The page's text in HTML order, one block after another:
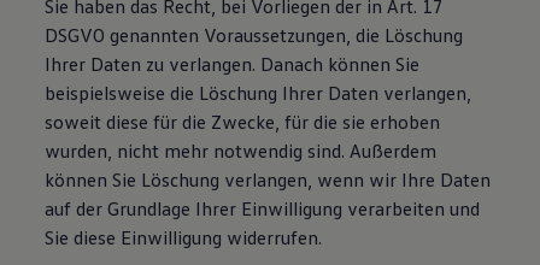
Sie haben das Recht, bei Vorliegen der in Art. 17
DSGVO genannten Voraussetzungen, die Löschung
Ihrer Daten zu verlangen. Danach können Sie
beispielsweise die Löschung Ihrer Daten verlangen,
soweit diese für die Zwecke, für die sie erhoben
wurden, nicht mehr notwendig sind. Außerdem
können Sie Löschung verlangen, wenn wir Ihre Daten
auf der Grundlage Ihrer Einwilligung verarbeiten und
Sie diese Einwilligung widerrufen.